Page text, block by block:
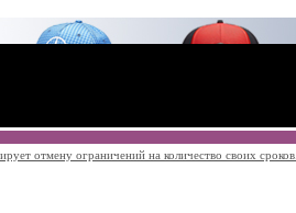
отмену ограничений на количество своих сроков.